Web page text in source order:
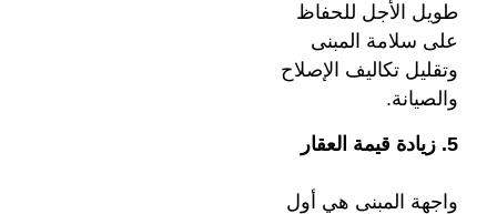
طويل الأجل للحفاظ
على سلامة المبنى
وتقليل تكاليف الإصلاح
والصيانة.
5. زيادة قيمة العقار
واجهة المبنى هي أول